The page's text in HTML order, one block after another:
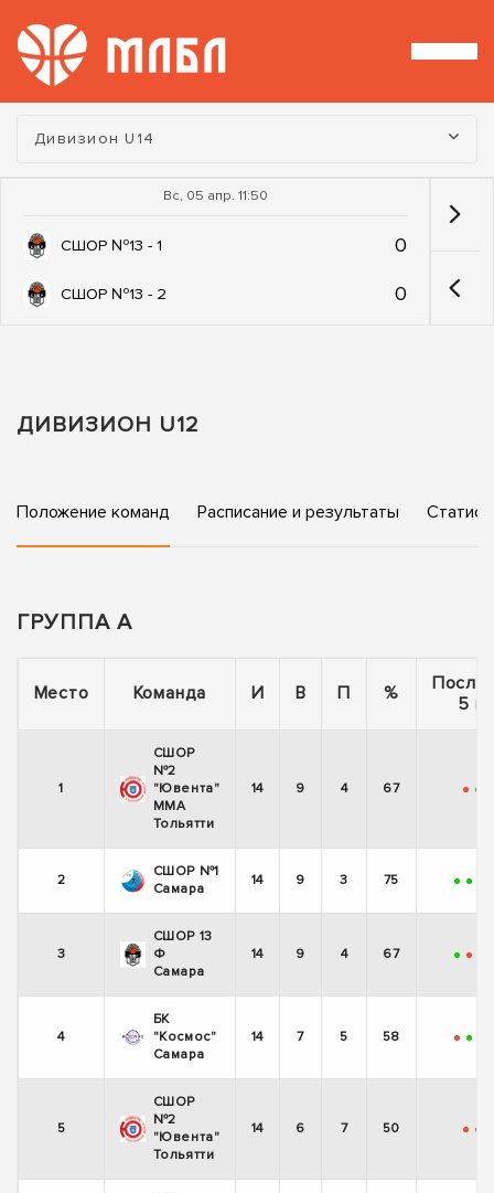
Турнир:
Дивизион U14
Вс, 05 апр. 11:50
СШОР №13 - 1 0
СШОР №13 - 2 0
ДИВИЗИОН U12
Положение команд Расписание и результаты
ГРУППА А
Место Команда И В П %
5
1
СШОР
№2
"Ювента"
ММА
Тольятти
14 9 4 67 -
2
СШОР №1
Самара
14 9 3 75 + +
3
СШОР 13
Ф
Самара
14 9 4 67 + -
4
БК
"Космос"
Самара
14 7 5 58 - +
5
СШОР
№2
"Ювента"
Тольятти
14 6 7 50 -